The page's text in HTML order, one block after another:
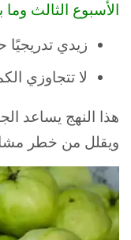
الأسبوع الثالث وما
زيدي
لا تتجاوزي
هذا النهج يساعد
ويقلل من خطر